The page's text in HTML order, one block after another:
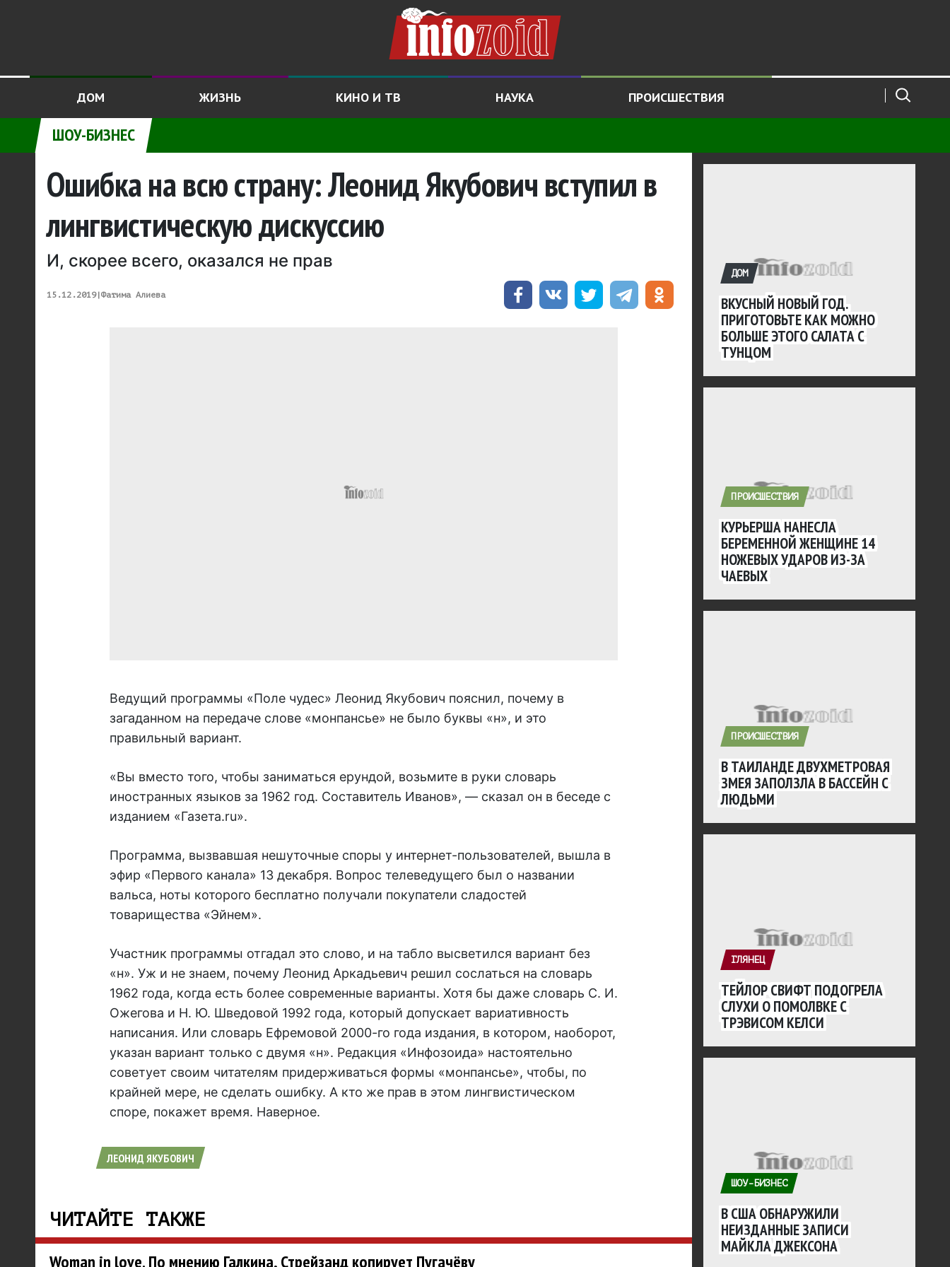
ДОМ ЖИЗНЬ КИНО И ТВ НАУКА ПРОИСШЕСТВИЯ
ШОУ-БИЗНЕС
Ошибка на всю страну: Леонид Якубович вступил в
лингвистическую дискуссию
И, скорее всего, оказался не прав
15.12.2019|Фатима Алиева
Ведущий программы «Поле чудес» Леонид Якубович пояснил, почему в
загаданном на передаче слове «монпансье» не было буквы «н», и это
правильный вариант.
«Вы вместо того, чтобы заниматься ерундой, возьмите в руки словарь
иностранных языков за 1962 год. Составитель Иванов», — сказал он в беседе с
изданием «Газета.ru».
Программа, вызвавшая нешуточные споры у интернет-пользователей, вышла в
эфир «Первого канала» 13 декабря. Вопрос телеведущего был о названии
вальса, ноты которого бесплатно получали покупатели сладостей
товарищества «Эйнем».
Участник программы отгадал это слово, и на табло высветился вариант без
«н». Уж и не знаем, почему Леонид Аркадьевич решил сослаться на словарь
1962 года, когда есть более современные варианты. Хотя бы даже словарь С. И.
Ожегова и Н. Ю. Шведовой 1992 года, который допускает вариативность
написания. Или словарь Ефремовой 2000-го года издания, в котором, наоборот,
указан вариант только с двумя «н». Редакция «Инфозоида» настоятельно
советует своим читателям придерживаться формы «монпансье», чтобы, по
крайней мере, не сделать ошибку. А кто же прав в этом лингвистическом
споре, покажет время. Наверное.
ЛЕОНИД ЯКУБОВИЧ
ЧИТАЙТЕ ТАКЖЕ
Woman in love. По мнению Галкина, Стрейзанд копирует Пугачёву
ДОМ
ВКУСНЫЙ НОВЫЙ ГОД.
ПРИГОТОВЬТЕ КАК МОЖНО
БОЛЬШЕ ЭТОГО САЛАТА С
ТУНЦОМ
ПРОИСШЕСТВИЯ
КУРЬЕРША НАНЕСЛА
БЕРЕМЕННОЙ ЖЕНЩИНЕ 14
НОЖЕВЫХ УДАРОВ ИЗ-ЗА
ЧАЕВЫХ
ПРОИСШЕСТВИЯ
В ТАИЛАНДЕ ДВУХМЕТРОВАЯ
ЗМЕЯ ЗАПОЛЗЛА В БАССЕЙН С
ЛЮДЬМИ
ГЛЯНЕЦ
ТЕЙЛОР СВИФТ ПОДОГРЕЛА
СЛУХИ О ПОМОЛВКЕ С
ТРЭВИСОМ КЕЛСИ
ШОУ-БИЗНЕС
В США ОБНАРУЖИЛИ
НЕИЗДАННЫЕ ЗАПИСИ
МАЙКЛА ДЖЕКСОНА